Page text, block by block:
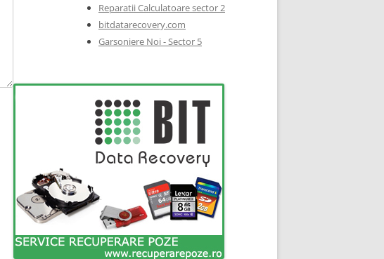
Reparatii Calculatoare sector 2
bitdatarecovery.com
Garsoniere Noi - Sector 5